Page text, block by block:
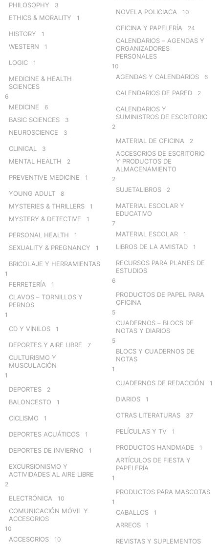
PHILOSOPHY 3
ETHICS & MORALITY 1
HISTORY 1
WESTERN 1
LOGIC 1
MEDICINE & HEALTH
SCIENCES
6
MEDICINE 6
BASIC SCIENCES 3
NEUROSCIENCE 3
CLINICAL 3
MENTAL HEALTH 2
PREVENTIVE MEDICINE 1
YOUNG ADULT 8
MYSTERIES & THRILLERS 1
MYSTERY & DETECTIVE 1
PERSONAL HEALTH 1
SEXUALITY & PREGNANCY 1
BRICOLAJE Y HERRAMIENTAS
1
FERRETERÍA 1
CLAVOS – TORNILLOS Y
PERNOS
1
CD Y VINILOS 1
DEPORTES Y AIRE LIBRE 7
CULTURISMO Y
MUSCULACIÓN
1
DEPORTES 2
BALONCESTO 1
CICLISMO 1
DEPORTES ACUÁTICOS 1
DEPORTES DE INVIERNO 1
EXCURSIONISMO Y
ACTIVIDADES AL AIRE LIBRE
2
ELECTRÓNICA 10
COMUNICACIÓN MÓVIL Y
ACCESORIOS
10
ACCESORIOS 10
NOVELA POLICIACA 10
OFICINA Y PAPELERÍA 24
CALENDARIOS – AGENDAS Y
ORGANIZADORES
PERSONALES
10
AGENDAS Y CALENDARIOS 6
CALENDARIOS DE PARED 2
CALENDARIOS Y
SUMINISTROS DE ESCRITORIO
2
MATERIAL DE OFICINA 2
ACCESORIOS DE ESCRITORIO
Y PRODUCTOS DE
ALMACENAMIENTO
2
SUJETALIBROS 2
MATERIAL ESCOLAR Y
EDUCATIVO
7
MATERIAL ESCOLAR 1
LIBROS DE LA AMISTAD 1
RECURSOS PARA PLANES DE
ESTUDIOS
6
PRODUCTOS DE PAPEL PARA
OFICINA
5
CUADERNOS – BLOCS DE
NOTAS Y DIARIOS
5
BLOCS Y CUADERNOS DE
NOTAS
1
CUADERNOS DE REDACCIÓN 1
DIARIOS 1
OTRAS LITERATURAS 37
PELÍCULAS Y TV 1
PRODUCTOS HANDMADE 1
ARTÍCULOS DE FIESTA Y
PAPELERÍA
1
PRODUCTOS PARA MASCOTAS
1
CABALLOS 1
ARREOS 1
REVISTAS Y SUPLEMENTOS